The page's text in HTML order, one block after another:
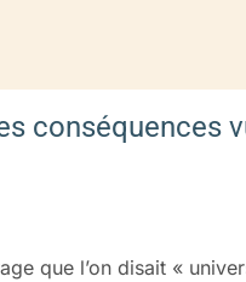
conséquences
que l’on disait «